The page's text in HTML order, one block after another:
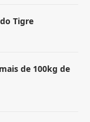
Tigre
de 100kg de